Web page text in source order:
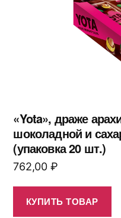
«Yota», драже
шоколадной и
(упаковка 20 шт.)
762,00 ₽
КУПИТЬ ТОВАР